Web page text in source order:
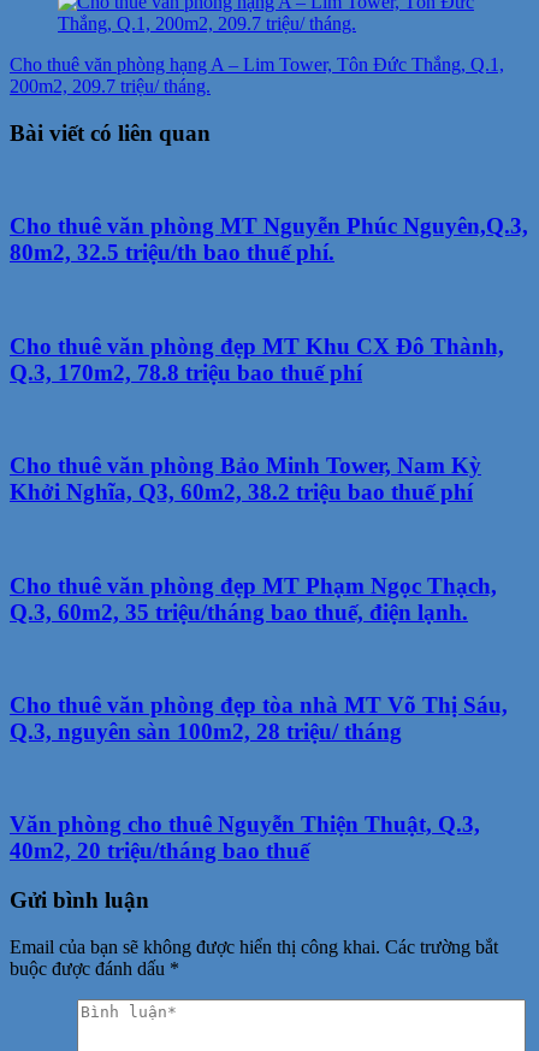
Cho thuê văn phòng hạng A – Lim Tower, Tôn Đức Thắng, Q.1,
200m2, 209.7 triệu/ tháng.
Bài viết có liên quan
Cho thuê văn phòng MT Nguyễn Phúc Nguyên,Q.3,
80m2, 32.5 triệu/th bao thuế phí.
Cho thuê văn phòng đẹp MT Khu CX Đô Thành,
Q.3, 170m2, 78.8 triệu bao thuế phí
Cho thuê văn phòng Bảo Minh Tower, Nam Kỳ
Khởi Nghĩa, Q3, 60m2, 38.2 triệu bao thuế phí
Cho thuê văn phòng đẹp MT Phạm Ngọc Thạch,
Q.3, 60m2, 35 triệu/tháng bao thuế, điện lạnh.
Cho thuê văn phòng đẹp tòa nhà MT Võ Thị Sáu,
Q.3, nguyên sàn 100m2, 28 triệu/ tháng
Văn phòng cho thuê Nguyễn Thiện Thuật, Q.3,
40m2, 20 triệu/tháng bao thuế
Gửi bình luận
Email của bạn sẽ không được hiển thị công khai. Các trường bắt
buộc được đánh dấu *